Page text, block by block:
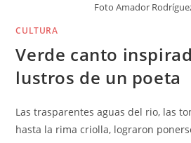
Foto Amador
CULTURA
Verde canto
lustros de un poeta
Las trasparentes aguas del rio, las
hasta la rima criolla, lograron